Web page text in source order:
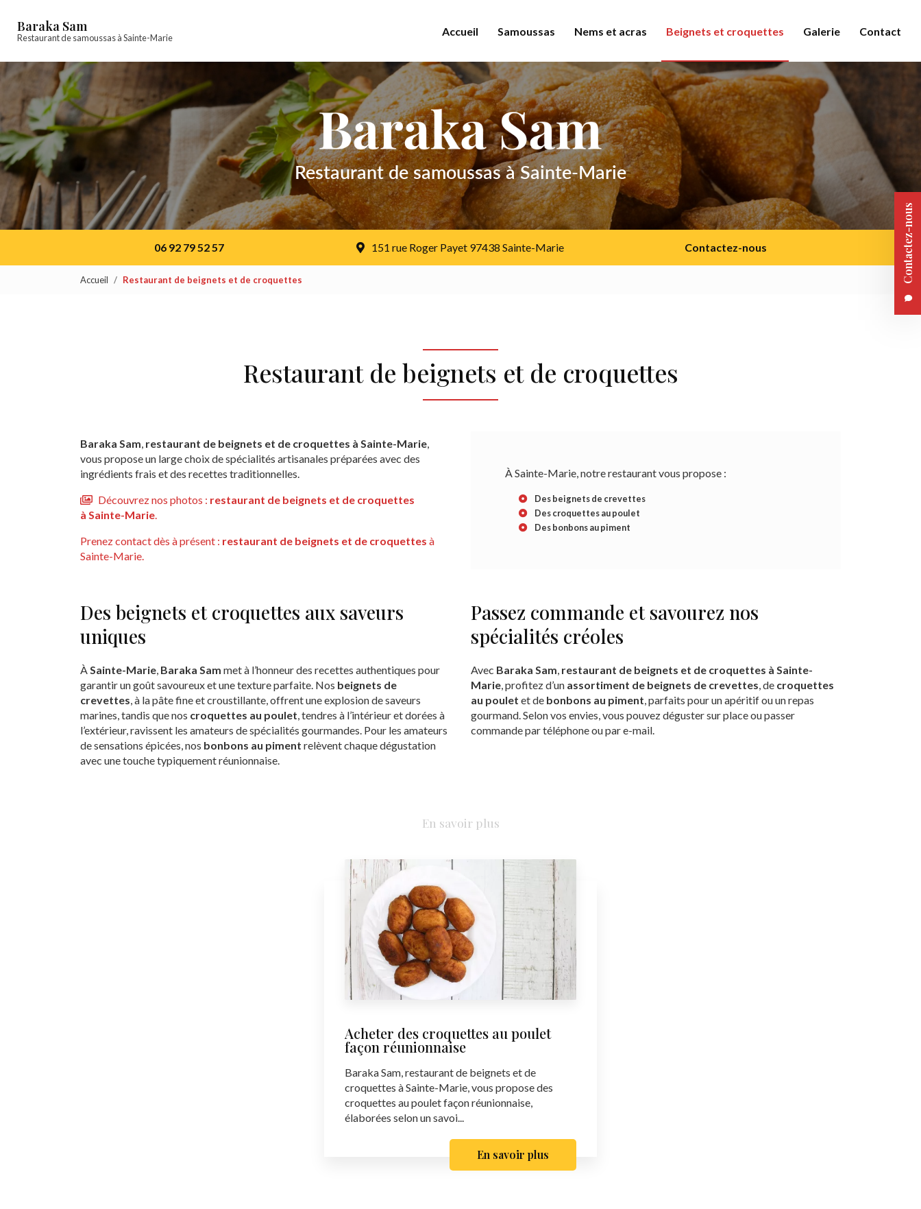
contenu
Baraka Sam
Restaurant de samoussas à Sainte-Marie
Contactez-nous
Accueil
Samoussas Nems et acras Beignets et croquettes Galerie Contact
Restaurant de samoussasà Sainte-Marie
06 92 79 52 57 151 rue Roger Payet 97438 Sainte-Marie Contactez-nous
Accueil Restaurant de beignets et de croquettes
Restaurant de beignets et de croquettes
Baraka Sam, restaurant de beignets et de croquettes à Sainte-Marie,
vous propose un large choix de spécialités artisanales préparées avec des
ingrédients frais et des recettes traditionnelles.
Découvrez nos photos : restaurant de beignets et de croquettes
à Sainte-Marie.
Prenez contact dès à présent : restaurant de beignets et de croquettes à
Sainte-Marie.
À Sainte-Marie, notre restaurant vous propose :
Des beignets de crevettes
Des croquettes au poulet
Des bonbons au piment
Des beignets et croquettes aux saveurs
uniques
ÀSainte-Marie, Baraka Sam met à l’honneur des recettes authentiques pour
garantir un goût savoureux et une texture parfaite. Nos beignets de
crevettes, à la pâte fine et croustillante, offrent une explosion de saveurs
marines, tandis que nos croquettes au poulet, tendres à l’intérieur et dorées à
l’extérieur, ravissent les amateurs de spécialités gourmandes. Pour les amateurs
de sensations épicées, nos bonbons au piment relèvent chaque dégustation
avec une touche typiquement réunionnaise.
Passez commande et savourez nos
spécialités créoles
Avec Baraka Sam, restaurant de beignets et de croquettes à Sainte-
Marie, profitez d’un assortiment de beignets de crevettes, de croquettes
au poulet et de bonbons au piment, parfaits pour un apéritif ou un repas
gourmand. Selon vos envies, vous pouvez déguster sur place ou passer
commande par téléphone ou par e-mail.
En savoir plus
Acheter des croquettes au poulet
façon réunionnaise
Baraka Sam, restaurant de beignets et de
croquettes à Sainte-Marie, vous propose des
croquettes au poulet façon réunionnaise,
élaborées selon un savoi...
En savoir plus